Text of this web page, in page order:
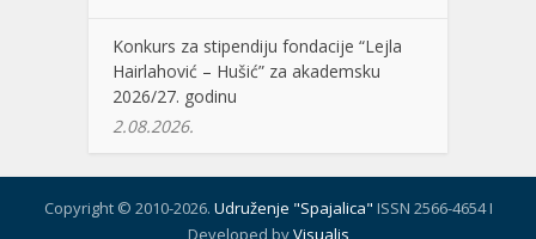
Konkurs za stipendiju fondacije “Lejla
Hairlahović – Hušić” za akademsku
2026/27. godinu
2.08.2026.
Copyright © 2010-2026. Udruženje "Spajalica" ISSN 2566-4654 I
Developed byVisualis